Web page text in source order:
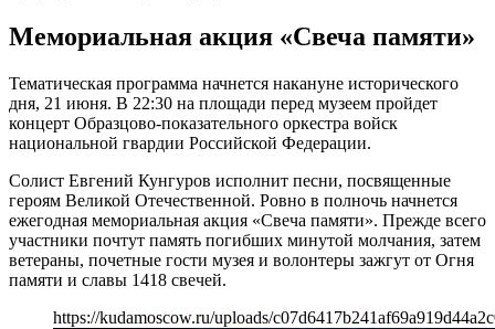
Мемориальная акция «Свеча памяти»
Тематическая программа начнется накануне исторического
дня, 21 июня. В 22:30 на площади перед музеем пройдет
концерт Образцово-показательного оркестра войск
национальной гвардии Российской Федерации.
Солист Евгений Кунгуров исполнит песни, посвященные
героям Великой Отечественной. Ровно в полночь начнется
ежегодная мемориальная акция «Свеча памяти». Прежде всего
участники почтут память погибших минутой молчания, затем
ветераны, почетные гости музея и волонтеры зажгут от Огня
памяти и славы 1418 свечей.
https://kudamoscow.ru/uploads/